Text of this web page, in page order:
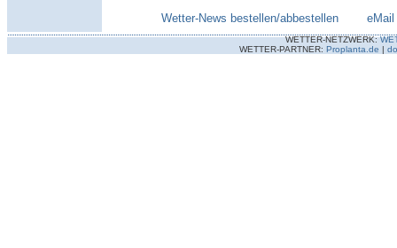
Wetter-News bestellen/abbestellen eMail
WETTER-NETZWERK:
WETTER-PARTNER: Proplanta.de |